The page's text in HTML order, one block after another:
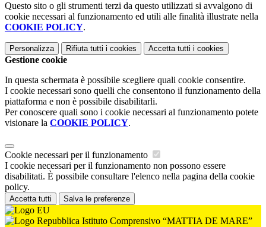
Questo sito o gli strumenti terzi da questo utilizzati si avvalgono di
cookie necessari al funzionamento ed utili alle finalità illustrate nella
COOKIE POLICY.
Personalizza Rifiuta tutti i cookies Accetta tutti i cookies
Gestione cookie
In questa schermata è possibile scegliere quali cookie consentire.
I cookie necessari sono quelli che consentono il funzionamento della
piattaforma e non è possibile disabilitarli.
Per conoscere quali sono i cookie necessari al funzionamento potete
visionare la COOKIE POLICY.
Cookie necessari per il funzionamento
I cookie necessari per il funzionamento non possono essere
disabilitati. È possibile consultare l'elenco nella pagina della cookie
policy.
Accetta tutti Salva le preferenze
Istituto Comprensivo “MATTIA DE MARE”